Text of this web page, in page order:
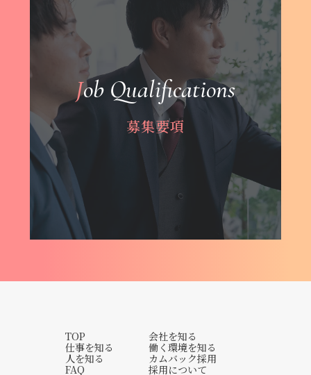
Job Qualifications
募集要項
TOP
会社を知る
仕事を知る
働く環境を知る
人を知る
カムバック採用
FAQ
採用について